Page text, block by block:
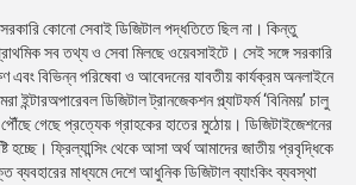
কোনো সেবাই ডিজিটাল পদ্ধতিতে ছিল না। কিন্তু
সব তথ্য ও সেবা মিলছে ওয়েবসাইটে। সেই সঙ্গে সরকারি
এবং বিভিন্ন পরিষেবা ও আবেদনের যাবতীয় কার্যক্রম অনলাইনে
ইন্টারঅপারেবল ডিজিটাল ট্রানজেকশন প্ল্যাটফর্ম ‘বিনিময়’ চালু
পৌঁছে গেছে প্রত্যেক গ্রাহকের হাতের মুঠোয়। ডিজিটাইজেশনের
হচ্ছে। ফ্রিল্যান্সিং থেকে আসা অর্থ আমাদের জাতীয় প্রবৃদ্ধিকে
মাধ্যমে দেশে আধুনিক ডিজিটাল ব্যাংকিং ব্যবস্থা